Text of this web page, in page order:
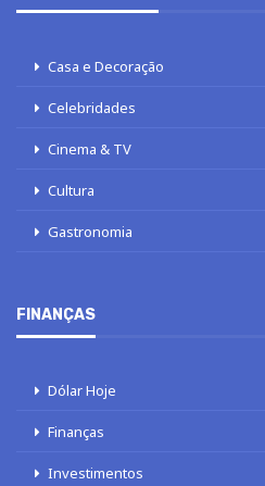
Casa e Decoração
Celebridades
Cinema & TV
Cultura
Gastronomia
FINANÇAS
Dólar Hoje
Finanças
Investimentos